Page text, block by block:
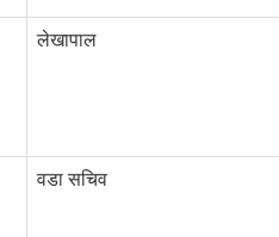
लेखापाल
वडा सचिव